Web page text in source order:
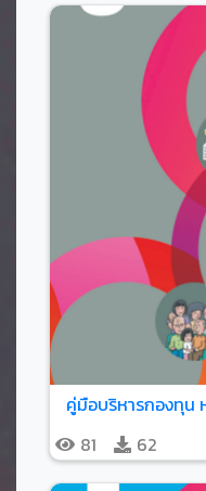
81 62